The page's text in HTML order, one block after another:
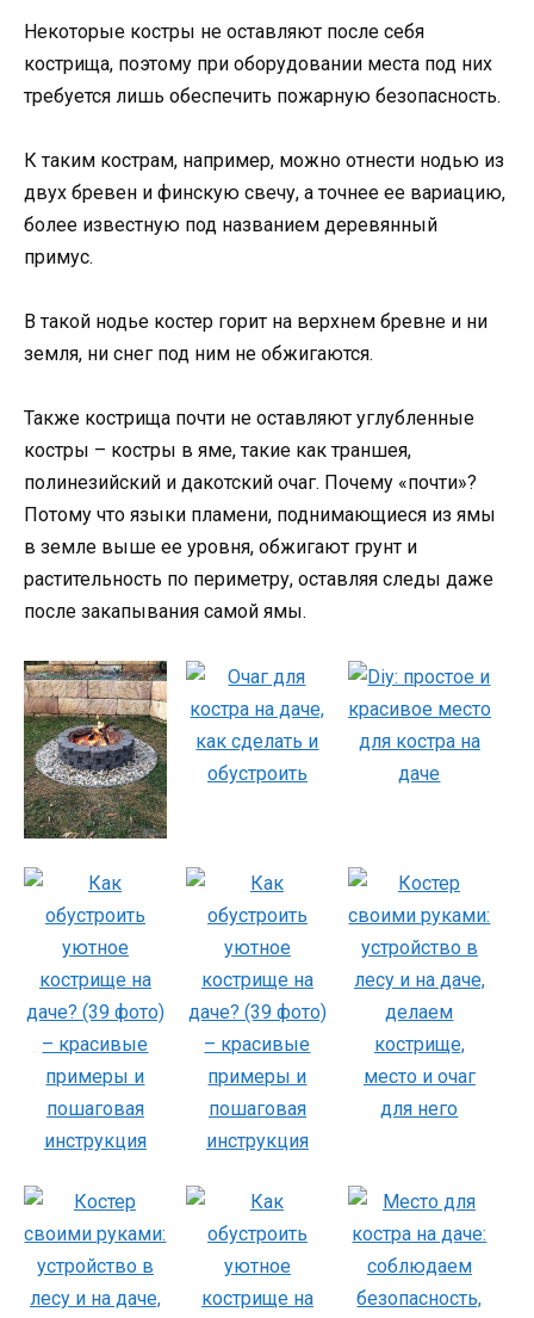
Некоторые костры не оставляют после себя
кострища, поэтому при оборудовании места под них
требуется лишь обеспечить пожарную безопасность.
К таким кострам, например, можно отнести нодью из
двух бревен и финскую свечу, а точнее ее вариацию,
более известную под названием деревянный
примус.
В такой нодье костер горит на верхнем бревне и ни
земля, ни снег под ним не обжигаются.
Также кострища почти не оставляют углубленные
костры – костры в яме, такие как траншея,
полинезийский и дакотский очаг. Почему «почти»?
Потому что языки пламени, поднимающиеся из ямы
в земле выше ее уровня, обжигают грунт и
растительность по периметру, оставляя следы даже
после закапывания самой ямы.